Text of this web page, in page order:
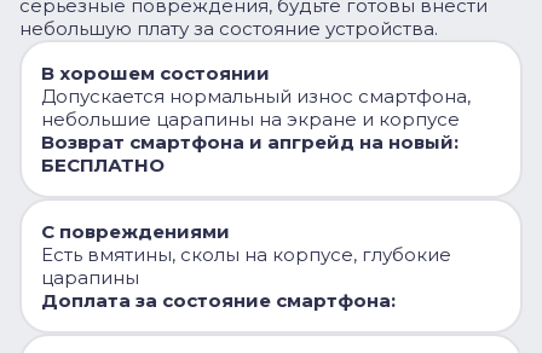
серьезные повреждения, будьте готовы внести
небольшую плату за состояние устройства.
В хорошем состоянии
Допускается нормальный износ смартфона,
небольшие царапины на экране и корпусе
Возврат смартфона и апгрейд на новый:
БЕСПЛАТНО
С повреждениями
Есть вмятины, сколы на корпусе, глубокие
царапины
Доплата за состояние смартфона: